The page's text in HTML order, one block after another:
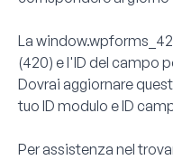
La
(420) e l'ID del campo
Dovrai aggiornare
tuo ID modulo e ID
Per assistenza nel